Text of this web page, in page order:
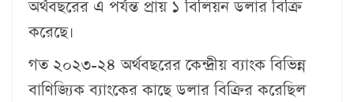
অর্থবছরের এ পর্যন্ত প্রায় ১ বিলিয়ন ডলার বিক্রি
করেছে।
গত ২০২৩-২৪ অর্থবছরের কেন্দ্রীয় ব্যাংক বিভিন্ন
বাণিজ্যিক ব্যাংকের কাছে ডলার বিক্রির করেছিল